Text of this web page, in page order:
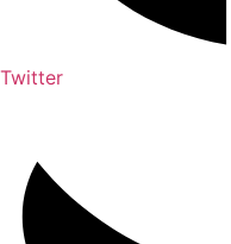
Twitter